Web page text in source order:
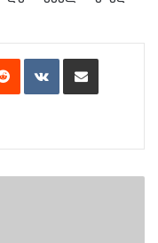
Reddit VKontakteShare via Email